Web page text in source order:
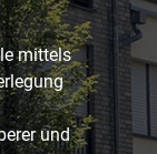
mittels
und